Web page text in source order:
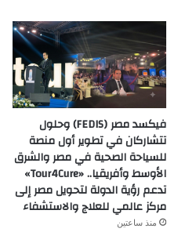
فيكسد مصر (FEDIS) وحلول
تتشاركان في تطوير أول منصة
للسياحة الصحية في مصر والشرق
الأوسط وأفريقيا.. «Tour4Cure»
تدعم رؤية الدولة لتحويل مصر إلى
مركز عالمي للعلاج والاستشفاء
منذ ساعتين